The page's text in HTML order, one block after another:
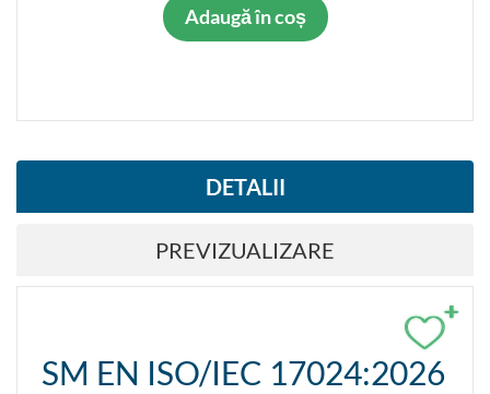
Adaugă în coș
DETALII
PREVIZUALIZARE
+
SM EN ISO/IEC 17024:2026